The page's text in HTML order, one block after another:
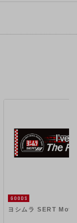
GOODS
ヨシムラ SERT